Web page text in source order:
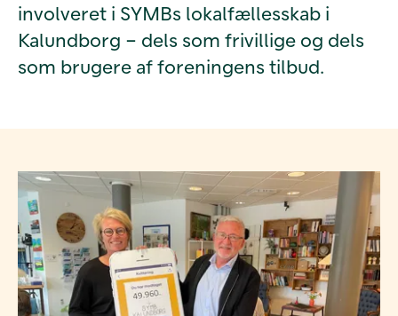
involveret i SYMBs lokalfællesskab i
Kalundborg – dels som frivillige og dels
som brugere af foreningens tilbud.